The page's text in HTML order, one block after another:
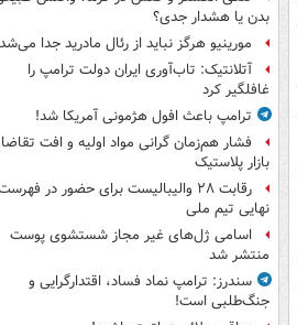
بدن یا هشدار جدی؟
مورینیو هرگز نباید از رئال مادرید جدا می‌شد
آتلانتیک: تاب‌آوری ایران دولت ترامپ را
غافلگیر کرد
ترامپ باعث افول هژمونی آمریکا شد!
فشار هم‌زمان گرانی مواد اولیه و افت تقاضا
بازار پلاستیک
رقابت ۲۸ والیبالیست برای حضور در
نهایی تیم ملی
اسامی ژل‌های غیر مجاز شستشوی پوست
منتشر شد
سندرز: ترامپ نماد فساد، اقتدارگرایی و
جنگ‌طلبی است!